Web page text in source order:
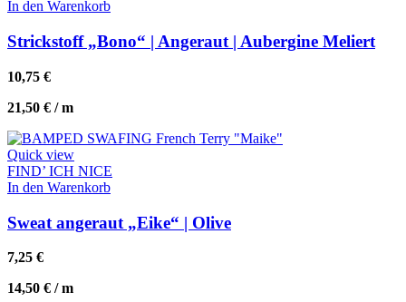
In den Warenkorb
Strickstoff „Bono“ | Angeraut | Aubergine Meliert
10,75 €
21,50 € /m
Quick view
FIND’ ICH NICE
In den Warenkorb
Sweat angeraut „Eike“ | Olive
7,25 €
14,50 € /m